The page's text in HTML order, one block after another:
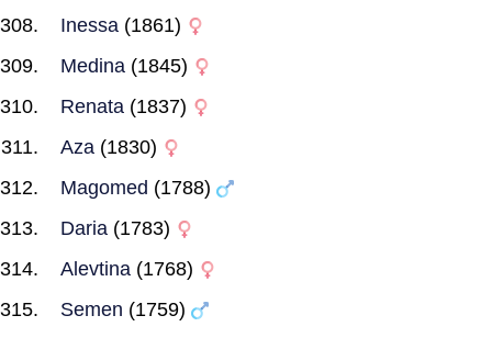
Inessa (1861)
Medina (1845)
Renata (1837)
Aza (1830)
Magomed (1788)
Daria (1783)
Alevtina (1768)
Semen (1759)